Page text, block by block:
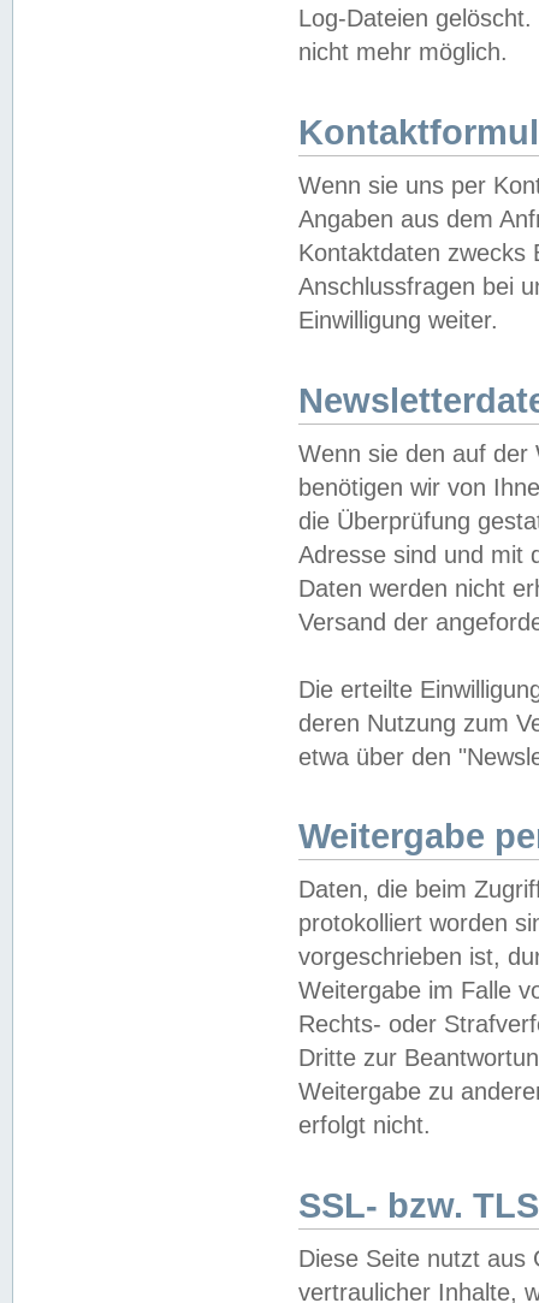
Log-Dateien
nicht mehr möglich.
Wenn sie uns per
Angaben aus dem
Kontaktdaten zwecks
Anschlussfragen bei
Einwilligung weiter.
Wenn sie den auf der
benötigen wir von
die Überprüfung
Adresse sind und mit
Daten werden nicht
Versand der
Die erteilte
deren Nutzung zum
etwa über den
Weitergabe
Daten, die beim
protokolliert worden
vorgeschrieben ist,
Weitergabe im Falle
Rechts- oder
Dritte zur
Weitergabe zu
erfolgt nicht.
SSL- bzw.
Diese Seite nutzt aus
vertraulicher Inhalte,